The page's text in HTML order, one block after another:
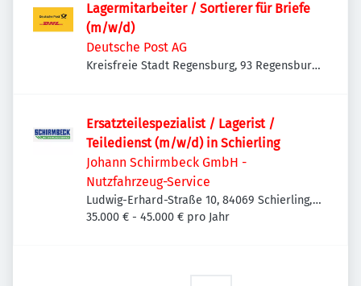
Lagermitarbeiter / Sortierer für Briefe
(m/w/d)
Deutsche Post AG
Kreisfreie Stadt Regensburg, 93 Regensburg,
Ersatzteilespezialist / Lagerist /
Teiledienst (m/w/d) in Schierling
Johann Schirmbeck GmbH -
Nutzfahrzeug-Service
Ludwig-Erhard-Straße 10, 84069 Schierling,
Deutschland
35.000 € - 45.000 € pro Jahr